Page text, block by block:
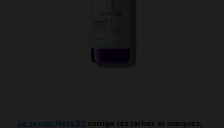
Le sérum Mela B3 corrige les taches et marques,